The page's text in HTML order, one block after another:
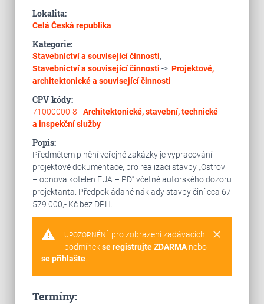
Lokalita:
Celá Česká republika
Kategorie:
Stavebnictví a související činnosti,
Stavebnictví a související činnosti -> Projektové,
architektonické a související činnosti
CPV kódy:
71000000-8 -Architektonické, stavební, technické
a inspekční služby
Popis:
Předmětem plnění veřejné zakázky je vypracování
projektové dokumentace, pro realizaci stavby „Ostrov
– obnova kotelen EUA – PD“ včetně autorského dozoru
projektanta. Předpokládané náklady stavby činí cca 67
579 000,- Kč bez DPH.
warning clear
UPOZORNĚNÍ: pro zobrazení zadávacích
podmínekse registrujte ZDARMAnebo
se přihlašte.
Termíny: